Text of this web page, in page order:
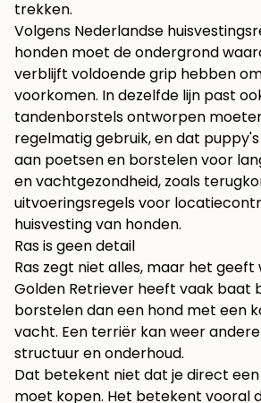
trekken.
Volgens Nederlandse
honden moet de ondergrond
verblijft voldoende grip hebben
voorkomen. In dezelfde lijn past
tandenborstels ontworpen
regelmatig gebruik, en dat
aan poetsen en borstelen voor
en vachtgezondheid, zoals
uitvoeringsregels voor
huisvesting van honden.
Ras is geen detail
Ras zegt niet alles, maar het geeft
Golden Retriever heeft vaak baat
borstelen dan een hond met een
vacht. Een terriër kan weer
structuur en onderhoud.
Dat betekent niet dat je direct
moet kopen. Het betekent vooral